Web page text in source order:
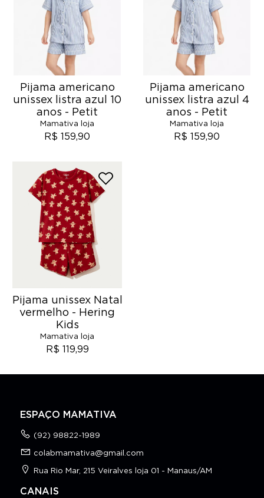
Pijama americano
unissex listra azul 10
anos - Petit
Mamativa loja
R$ 159,90
Pijama americano
unissex listra azul 4
anos - Petit
Mamativa loja
R$ 159,90
Pijama unissex Natal
vermelho - Hering
Kids
Mamativa loja
R$ 119,99
ESPAÇO MAMATIVA
(92) 98822-1989
colabmamativa@gmail.com
Rua Rio Mar, 215 Veiralves loja 01 - Manaus/AM
CANAIS